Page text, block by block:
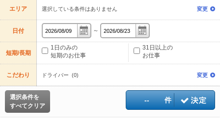
エリア 選択している条件はありません 変更
日付 ～
短期/長期
1日のみの
短期のお仕事
31日以上の
お仕事
こだわり ドライバー (0) 変更
選択条件を
すべてクリア
-- 件